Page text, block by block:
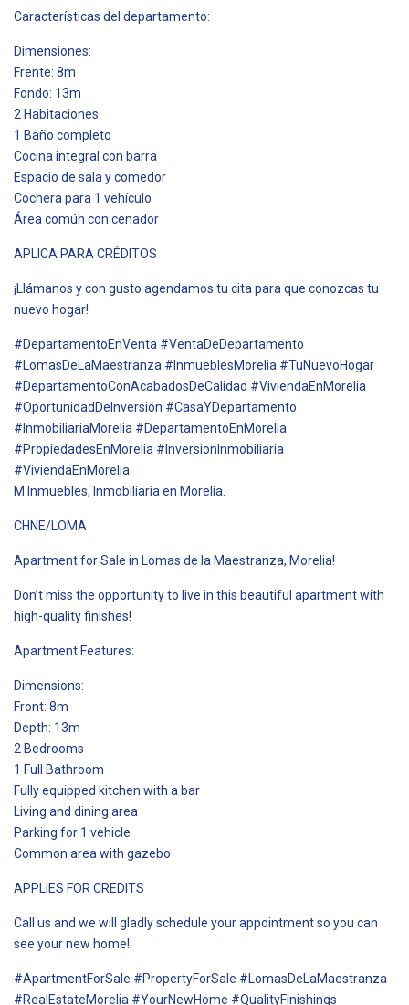
Características del departamento:
Dimensiones:
Frente: 8m
Fondo: 13m
2 Habitaciones
1 Baño completo
Cocina integral con barra
Espacio de sala y comedor
Cochera para 1 vehículo
Área común con cenador
APLICA PARA CRÉDITOS
¡Llámanos y con gusto agendamos tu cita para que conozcas tu
nuevo hogar!
#DepartamentoEnVenta #VentaDeDepartamento
#LomasDeLaMaestranza #InmueblesMorelia #TuNuevoHogar
#DepartamentoConAcabadosDeCalidad #ViviendaEnMorelia
#OportunidadDeInversión #CasaYDepartamento
#InmobiliariaMorelia #DepartamentoEnMorelia
#PropiedadesEnMorelia #InversionInmobiliaria
#ViviendaEnMorelia
M Inmuebles, Inmobiliaria en Morelia.
CHNE/LOMA
Apartment for Sale in Lomas de la Maestranza, Morelia!
Don’t miss the opportunity to live in this beautiful apartment with
high-quality finishes!
Apartment Features:
Dimensions:
Front: 8m
Depth: 13m
2 Bedrooms
1 Full Bathroom
Fully equipped kitchen with a bar
Living and dining area
Parking for 1 vehicle
Common area with gazebo
APPLIES FOR CREDITS
Call us and we will gladly schedule your appointment so you can
see your new home!
#ApartmentForSale #PropertyForSale #LomasDeLaMaestranza
#RealEstateMorelia #YourNewHome #QualityFinishings